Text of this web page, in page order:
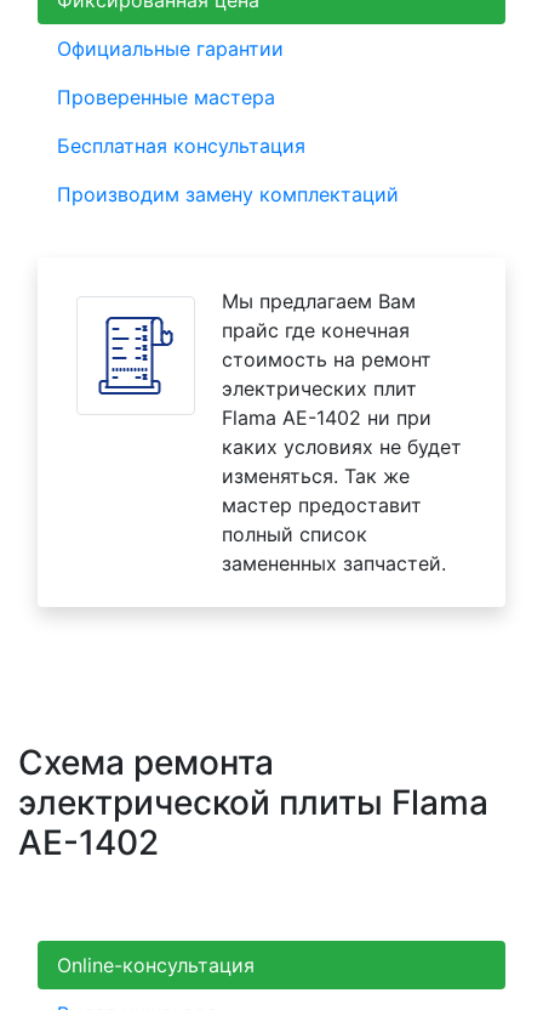
Официальные гарантии
Проверенные мастера
Бесплатная консультация
Производим замену комплектаций
Мы предлагаем Вам
прайс где конечная
стоимость на ремонт
электрических плит
Flama AE-1402 ни при
каких условиях не будет
изменяться. Так же
мастер предоставит
полный список
замененных запчастей.
Схема ремонта
электрической плиты Flama
AE-1402
Online-консультация